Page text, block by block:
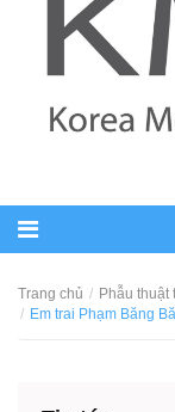
Trang chủ
Phẫu thuật
Em trai Phạm Băng